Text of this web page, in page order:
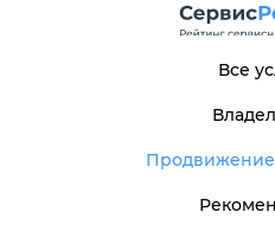
Все
Продвижение